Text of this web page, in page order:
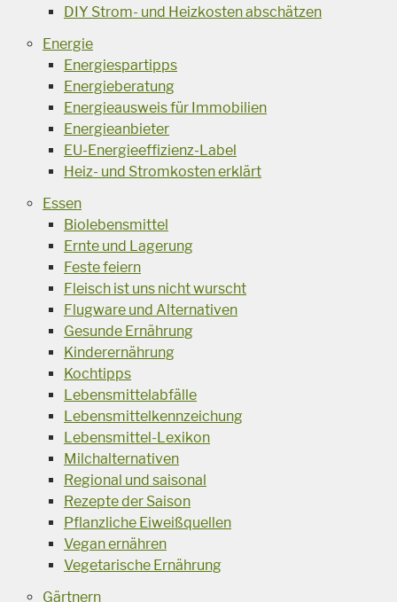
DIY Strom- und Heizkosten abschätzen
Energie
Energiespartipps
Energieberatung
Energieausweis für Immobilien
Energieanbieter
EU-Energieeffizienz-Label
Heiz- und Stromkosten erklärt
Essen
Biolebensmittel
Ernte und Lagerung
Feste feiern
Fleisch ist uns nicht wurscht
Flugware und Alternativen
Gesunde Ernährung
Kinderernährung
Kochtipps
Lebensmittelabfälle
Lebensmittelkennzeichung
Lebensmittel-Lexikon
Milchalternativen
Regional und saisonal
Rezepte der Saison
Pflanzliche Eiweißquellen
Vegan ernähren
Vegetarische Ernährung
Gärtnern